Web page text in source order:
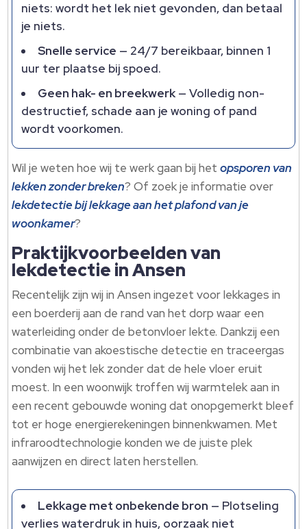
niets: wordt het lek niet gevonden, dan betaal
je niets.​
Snelle service — 24/7 bereikbaar, binnen 1
uur ter plaatse bij spoed.​
Geen hak- en breekwerk— Volledig non-
destructief, schade aan je woning of pand
wordt voorkomen.​
Wil je weten hoe wij te werk gaan bij hetopsporen van
lekken zonder breken? Of zoek je informatie over
lekdetectie bij lekkage aan het plafond van je
woonkamer?
Praktijkvoorbeelden van
lekdetectie in Ansen
Recentelijk zijn wij in Ansen ingezet voor lekkages in
een boerderij aan de rand van het dorp waar een
waterleiding onder de betonvloer lekte.​ Dankzij een
combinatie van akoestische detectie en traceergas
vonden wij het lek zonder dat de hele vloer eruit
moest.​ In een woonwijk troffen wij warmtelek aan in
een recent gebouwde woning dat onopgemerkt bleef
tot er hoge energierekeningen binnenkwamen.​ Met
infraroodtechnologie konden we de juiste plek
aanwijzen en direct laten herstellen.​
Lekkage met onbekende bron — Plotseling
verlies waterdruk in huis, oorzaak niet